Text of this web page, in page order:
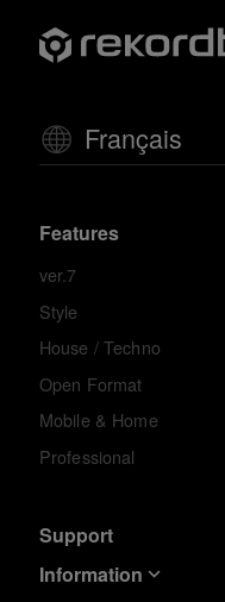
Français
Features
ver.7
Style
House / Techno
Open Format
Mobile & Home
Professional
Support
Information